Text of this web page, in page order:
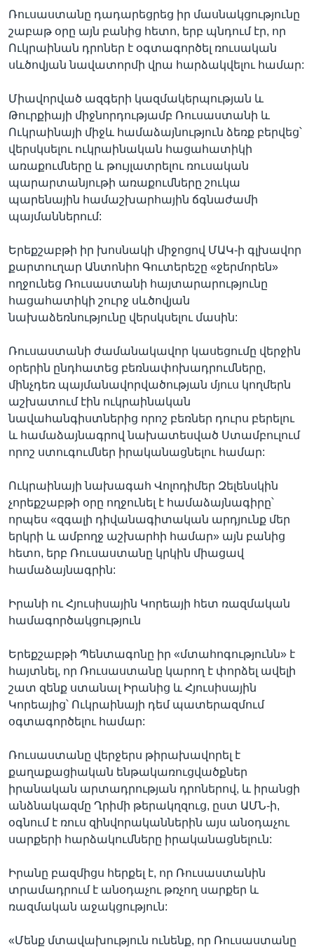
Ռուսաստանը դադարեցրեց իր մասնակցությունը
շաբաթ օրը այն բանից հետո, երբ պնդում էր, որ
Ուկրաինան դրոներ է օգտագործել ռուսական
սևծովյան նավատորմի վրա հարձակվելու համար:
Միավորված ազգերի կազմակերպության և
Թուրքիայի միջնորդությամբ Ռուսաստանի և
Ուկրաինայի միջև համաձայնություն ձեռք բերվեց՝
վերսկսելու ուկրաինական հացահատիկի
առաքումները և թույլատրելու ռուսական
պարարտանյութի առաքումները շուկա
պարենային համաշխարհային ճգնաժամի
պայմաններում:
Երեքշաբթի իր խոսնակի միջոցով ՄԱԿ-ի գլխավոր
քարտուղար Անտոնիո Գուտերեշը «ջերմորեն»
ողջունեց Ռուսաստանի հայտարարությունը
հացահատիկի շուրջ սևծովյան
նախաձեռնությունը վերսկսելու մասին:
Ռուսաստանի ժամանակավոր կասեցումը վերջին
օրերին ընդհատեց բեռնափոխադրումները,
մինչդեռ պայմանավորվածության մյուս կողմերն
աշխատում էին ուկրաինական
նավահանգիստներից որոշ բեռներ դուրս բերելու
և համաձայնագրով նախատեսված Ստամբուլում
որոշ ստուգումներ իրականացնելու համար:
Ուկրաինայի նախագահ Վոլոդիմեր Զելենսկին
չորեքշաբթի օրը ողջունել է համաձայնագիրը՝
որպես «զգալի դիվանագիտական արդյունք մեր
երկրի և ամբողջ աշխարհի համար» այն բանից
հետո, երբ Ռուսաստանը կրկին միացավ
համաձայնագրին:
Իրանի ու Հյուսիսային Կորեայի հետ ռազմական
համագործակցություն
Երեքշաբթի Պենտագոնը իր «մտահոգությունն» է
հայտնել, որ Ռուսաստանը կարող է փորձել ավելի
շատ զենք ստանալ Իրանից և Հյուսիսային
Կորեայից՝ Ուկրաինայի դեմ պատերազմում
օգտագործելու համար:
Ռուսաստանը վերջերս թիրախավորել է
քաղաքացիական ենթակառուցվածքներ
իրանական արտադրության դրոներով, և իրանցի
անձնակազմը Ղրիմի թերակղզուց, ըստ ԱՄՆ-ի,
օգնում է ռուս զինվորականներին այս անօդաչու
սարքերի հարձակումները իրականացնելուն:
Իրանը բազմիցս հերքել է, որ Ռուսաստանին
տրամադրում է անօդաչու թռչող սարքեր և
ռազմական աջակցություն:
«Մենք մտավախություն ունենք, որ Ռուսաստանը